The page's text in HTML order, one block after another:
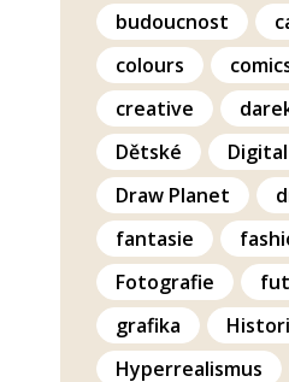
budoucnost
colours
creative
Dětské
Digital
Draw Planet
fantasie
Fotografie
grafika
Hyperrealismus